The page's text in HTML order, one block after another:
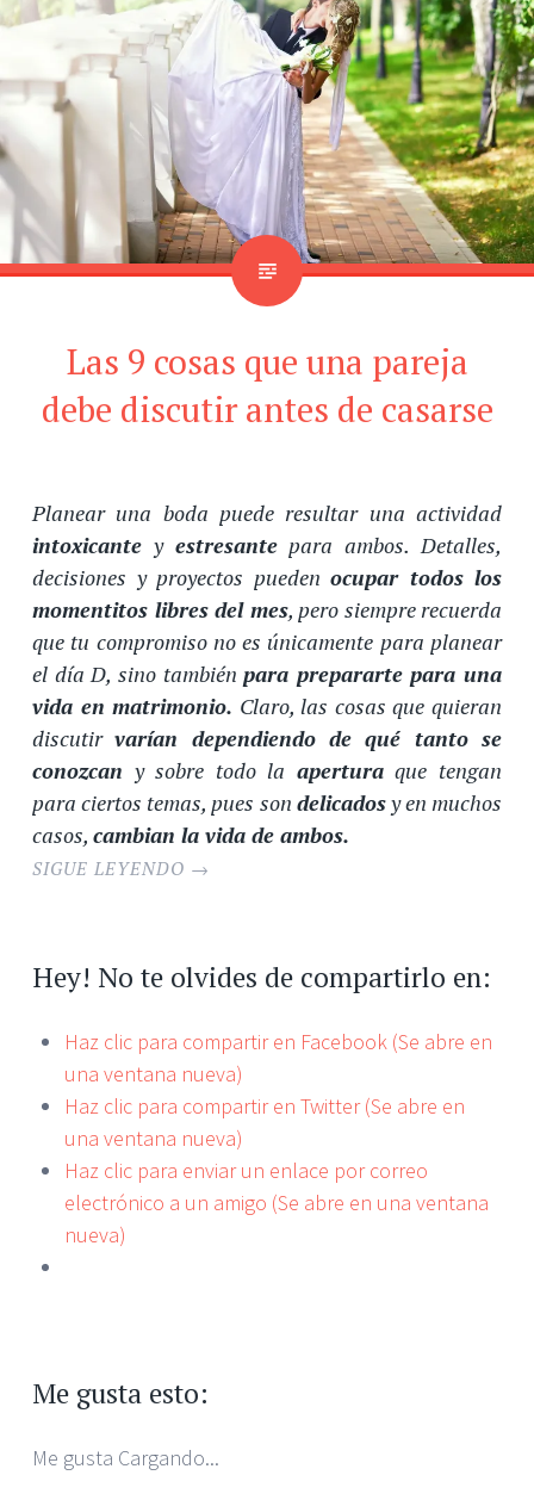
Las 9 cosas que una pareja
debe discutir antes de casarse
Planear una boda puede resultar una actividad
intoxicante y estresantepara ambos. Detalles,
decisiones y proyectos pueden ocupar todos los
momentitos libres del mes, pero siempre recuerda
que tu compromiso no es únicamente para planear
el día D, sino tambiénpara prepararte para una
vida en matrimonio. Claro, las cosas que quieran
discutirvarían dependiendo de qué tanto se
conozcan y sobre todo la aperturaque tengan
para ciertos temas, pues son delicadosy en muchos
casos, cambian la vida de ambos.
SIGUE LEYENDO →
Hey! No te olvides de compartirlo en:
Haz clic para compartir en Facebook (Se abre en
una ventana nueva)
Haz clic para compartir en Twitter (Se abre en
una ventana nueva)
Haz clic para enviar un enlace por correo
electrónico a un amigo (Se abre en una ventana
nueva)
Me gusta esto:
Me gusta Cargando...